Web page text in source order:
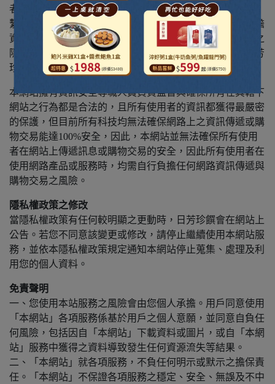
者，日芳珍饌亦不會透過您未提供之電話或e-mail與您聯
繫，但若您決定將個人帳戶資料提供給第三者，您必須負擔
資料外洩的所有責任，所有相關之隱私權規定亦以第三者之
隱私權政策為依據，若您不慎洩漏帳號，亦請您立即至日芳
珍饌網站更改帳戶資料。
本網站擁有資訊安全專職人員負責監督與確保所有在其轄下
網站之行為都是合法的，且所有使用者的資訊都獲得最嚴密
的保護，但目前所有科技均無法確保網路上之資訊傳遞或購
物交易能達100%安全，因此，本網站並無法確保所有使用
者在網站上傳遞訊息或購物交易的安全，因此所有使用者在
使用網路產品或服務時，均需自行負擔任何網路資訊傳遞與
購物交易之風險。
隱私權政策之修改
當隱私權政策有任何較明顯之更動時，日芳珍饌會在網站上
公告。若您不同意該變更或修改，請停止繼續使用本網站服
務，並依本隱私權政策規定通知本網站停止蒐集、處理及利
用您的個人資料。
免責聲明
一、您使用本站服務之風險會由您個人承擔。用戶同意使用
「本網站」各項服務係基於用戶之個人意願，並同意自負任
何風險，包括因自「本網站」下載資料或圖片，或自「本網
站」服務中獲得之資料導致發生任何資源流失等結果。
二、「本網站」就各項服務，不負任何明示或默示之擔保責
任。「本網站」不保證各項服務之穩定、安全、無誤及不中